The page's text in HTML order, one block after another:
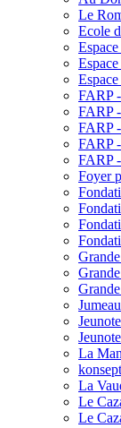
Le
Ecole
FARP
FARP
FARP
FARP
FARP
Foyer
La
La
Le
Le